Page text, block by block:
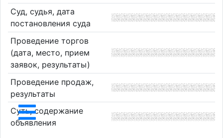
Суд, судья, дата
постановления суда
Проведение торгов
(дата, место, прием
заявок, результаты)
Проведение продаж,
результаты
Суть, содержание
объявления